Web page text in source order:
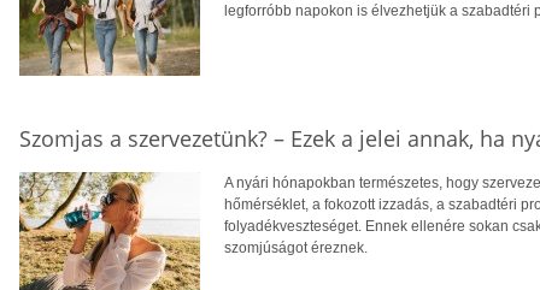
legforróbb napokon is élvezhetjük a szabadtéri
Szomjas a szervezetünk? – Ezek a jelei annak, ha
A nyári hónapokban természetes, hogy
hőmérséklet, a fokozott izzadás, a szabadtéri
folyadékveszteséget. Ennek ellenére sokan
szomjúságot éreznek.